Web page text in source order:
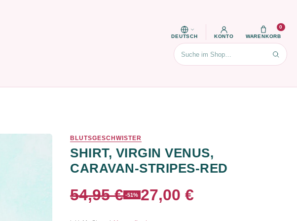
DEUTSCH KONTO WARENKORB
0
Suchen
BLUTSGESCHWISTER
SHIRT, VIRGIN VENUS,
CARAVAN-STRIPES-RED
54,95 € -51% 27,00 €